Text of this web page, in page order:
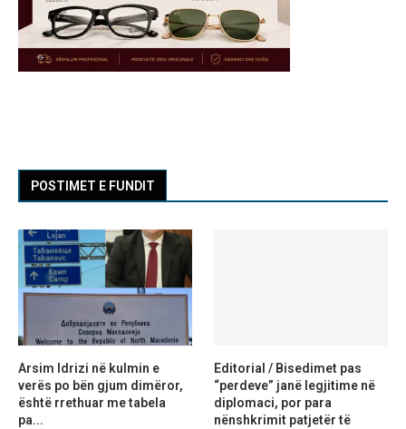
POSTIMET E FUNDIT
Arsim Idrizi në kulmin e
verës po bën gjum dimëror,
është rrethuar me tabela
pa...
Editorial / Bisedimet pas
“perdeve” janë legjitime në
diplomaci, por para
nënshkrimit patjetër të